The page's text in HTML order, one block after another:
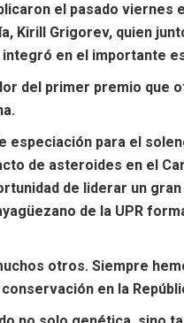
el pasado
Kirill Grigorev, quien
integró en el importante
del primer premio que
especiación para el
de asteroides en el
de liderar un
de la UPR
otros. Siempre
en la